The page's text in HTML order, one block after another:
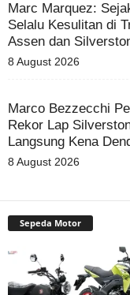
Marc Marquez:
Selalu Kesulitan di
Assen dan
8 August 2026
Marco Bezzecchi
Rekor Lap
Langsung Kena
8 August 2026
Sepeda Motor